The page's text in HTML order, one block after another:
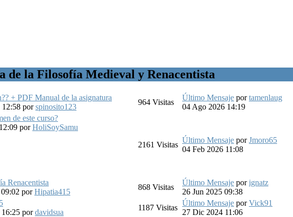
de la Filosofía Medieval y Renacentista
+ PDF Manual de la asignatura
12:58 porspinosito123
964 Visitas
Último Mensaje portamenlaug
04 Ago 2026 14:19
de este curso?
porHoliSoySamu
2161 Visitas
Último Mensaje porJmoro65
04 Feb 2026 11:08
Renacentista
porHipatia415
868 Visitas
Último Mensaje porignatz
26 Jun 2025 09:38
pordavidsua
1187 Visitas
Último Mensaje porVick91
27 Dic 2024 11:06